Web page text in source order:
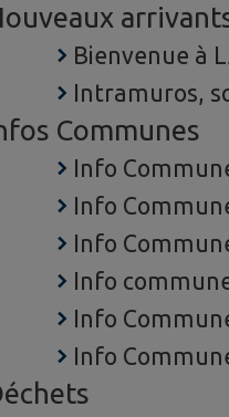
Bienvenue à
Intramuros,
Communes
Info
Info
Info
Info
Info
Info